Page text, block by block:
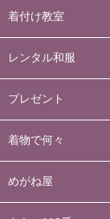
着付け教室
レンタル和服
プレゼント
着物で何々
めがね屋